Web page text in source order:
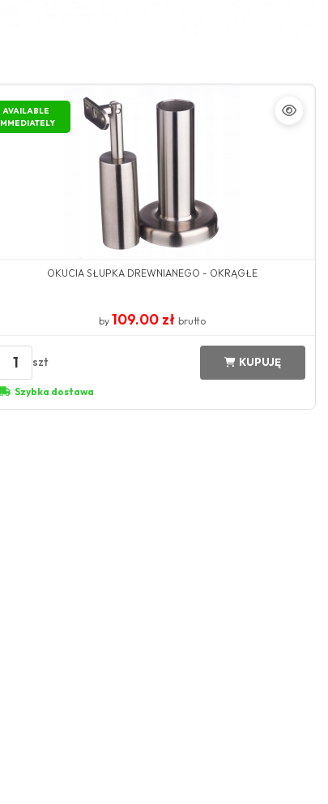
AVAILABLE
OKUCIA SŁUPKA DREWNIANEGO - OKRĄGŁE
by 109.00 zł brutto
1 szt KUPUJĘ
Szybka dostawa